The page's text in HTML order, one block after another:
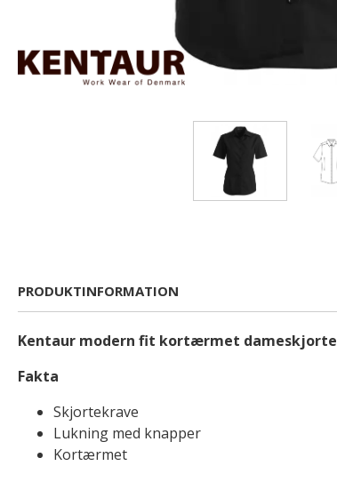
PRODUKTINFORMATION
Kentaur modern fit kortærmet dameskjorte
Fakta
Skjortekrave
Lukning med knapper
Kortærmet